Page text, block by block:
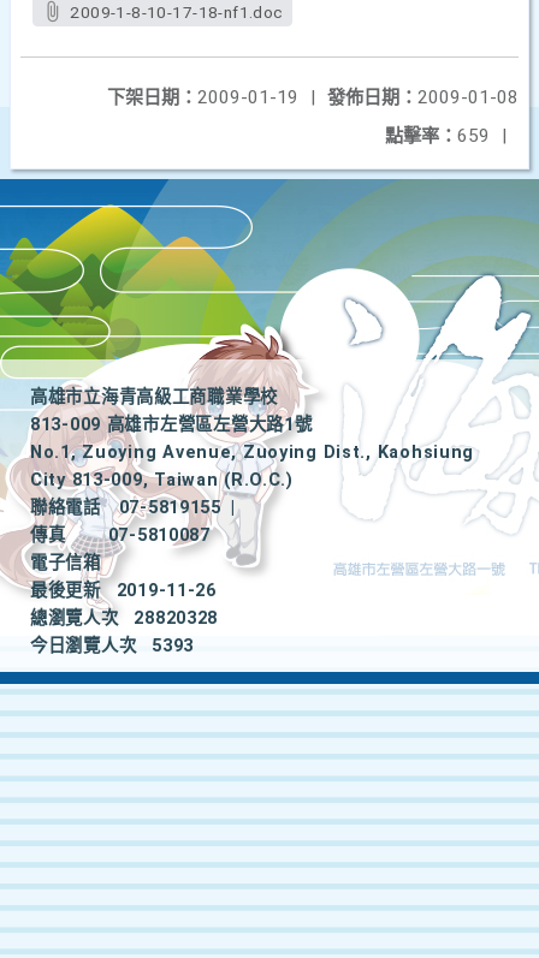
2009-1-8-10-17-18-nf1.doc
發佈日期： 2009-01-08
下架日期： 2009-01-19
|
點擊率： 659 |
高雄市立海青高級工商職業學校
813-009 高雄市左營區左營大路1號
No.1, Zuoying Avenue, Zuoying Dist., Kaohsiung
City 813-009, Taiwan (R.O.C.)
聯絡電話
07-5819155
|
傳真
07-5810087
電子信箱
最後更新
2019-11-26
總瀏覽人次
28820328
今日瀏覽人次
5393